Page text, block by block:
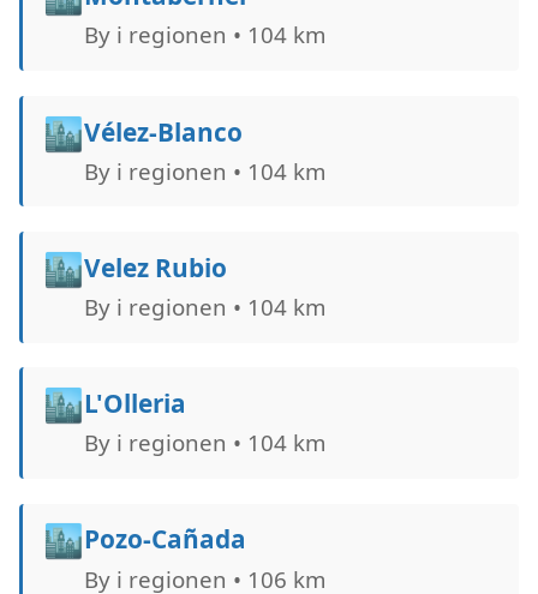
By i regionen • 104 km
🏙️Vélez-Blanco
By i regionen • 104 km
🏙️Velez Rubio
By i regionen • 104 km
🏙️L'Olleria
By i regionen • 104 km
🏙️Pozo-Cañada
By i regionen • 106 km